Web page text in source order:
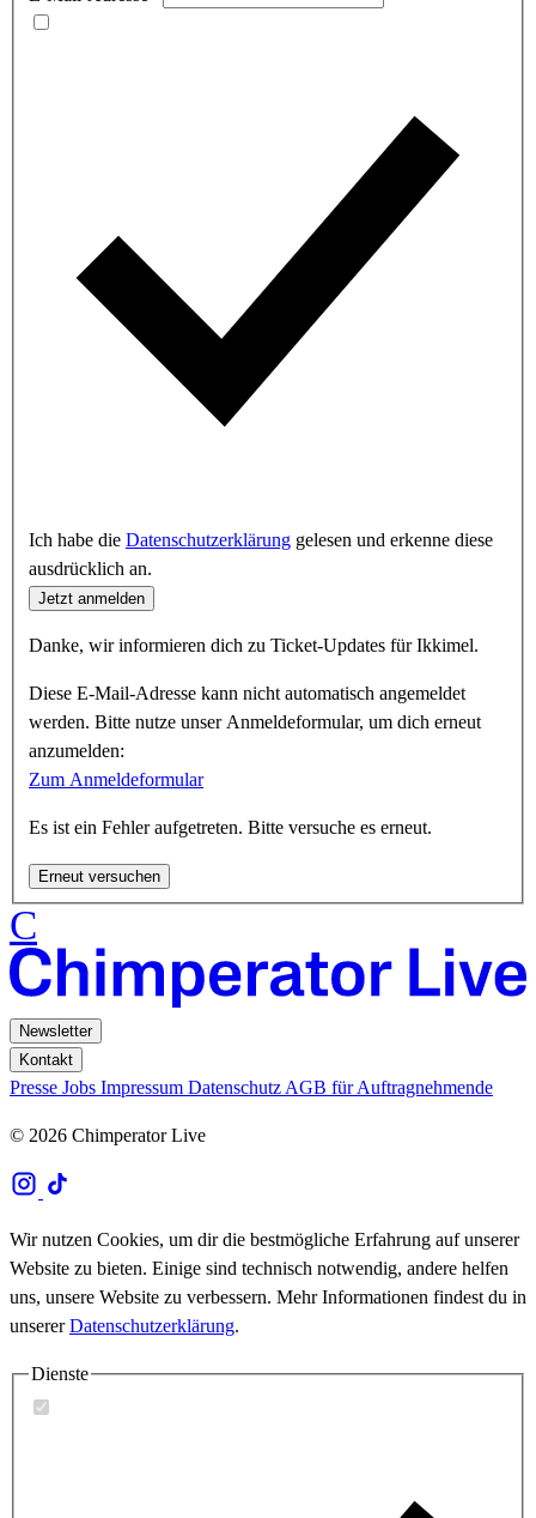
Ich habe die Datenschutzerklärung gelesen und erkenne diese
ausdrücklich an.
Jetzt anmelden
Danke, wir informieren dich zu Ticket-Updates für Ikkimel.
Diese E-Mail-Adresse kann nicht automatisch angemeldet
werden. Bitte nutze unser Anmeldeformular, um dich erneut
anzumelden:
Zum Anmeldeformular
Es ist ein Fehler aufgetreten. Bitte versuche es erneut.
Erneut versuchen
C
Newsletter
Kontakt
Presse Jobs Impressum Datenschutz AGB für Auftragnehmende
© 2026 Chimperator Live
Wir nutzen Cookies, um dir die bestmögliche Erfahrung auf unserer
Website zu bieten. Einige sind technisch notwendig, andere helfen
uns, unsere Website zu verbessern. Mehr Informationen findest du in
unsererDatenschutzerklärung.
Dienste